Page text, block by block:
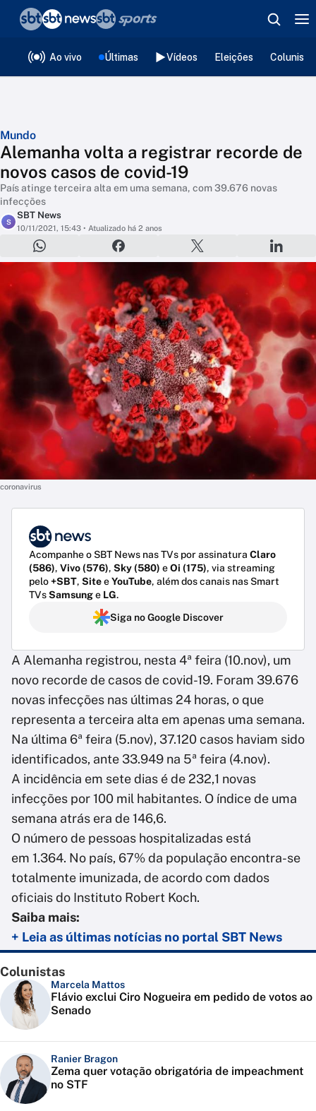
Ao vivo Últimas Vídeos Eleições
Mundo
Alemanha volta a registrar recorde de
novos casos de covid-19
País atinge terceira alta em uma semana, com 39.676 novas
infecções
S
SBT News
10/11/2021, 15:43 • Atualizado há 2 anos
coronavirus
Acompanhe o SBT News nas TVs por assinatura Claro
(586), Vivo (576), Sky (580) eOi (175), via streaming
pelo+SBT, SiteeYouTube, além dos canais nas Smart
TVsSamsunge LG.
Siga no Google Discover
A Alemanha registrou, nesta 4ª feira (10.nov), um
novo recorde de casos de covid-19. Foram 39.676
novas infecções nas últimas 24 horas, o que
representa a terceira alta em apenas uma semana.
Na última 6ª feira (5.nov), 37.120 casos haviam sido
identificados, ante 33.949 na 5ª feira (4.nov).
A incidência em sete dias é de 232,1 novas
infecções por 100 mil habitantes. O índice de uma
semana atrás era de 146,6.
O número de pessoas hospitalizadas está
em 1.364. No país, 67% da população encontra-se
totalmente imunizada, de acordo com dados
oficiais do Instituto Robert Koch.
Saiba mais:
+ Leia as últimas notícias no portal SBT News
Colunistas
Marcela Mattos
Flávio exclui Ciro Nogueira em pedido de votos ao
Senado
Ranier Bragon
Zema quer votação obrigatória de impeachment
no STF
❮voltar
Editorias